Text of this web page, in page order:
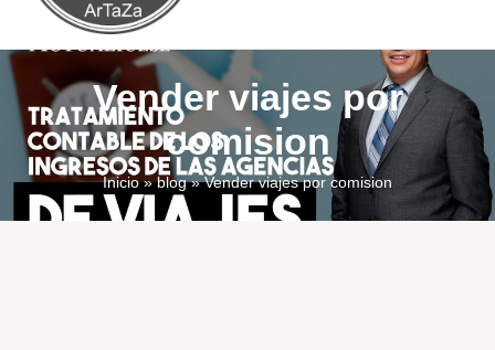
Vender viajes por
comision
Inicio blog Vender viajes por comision